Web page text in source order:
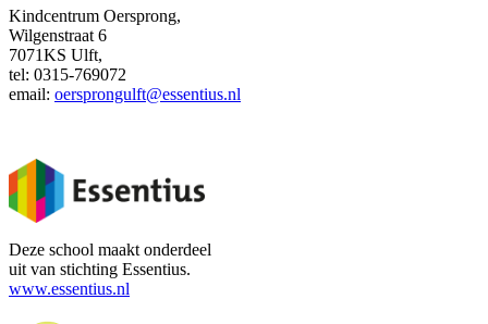
Kindcentrum Oersprong,
Wilgenstraat 6
7071KS Ulft,
tel: 0315-769072
email: oersprongulft@essentius.nl
Deze school maakt onderdeel
uit van stichting Essentius.
www.essentius.nl